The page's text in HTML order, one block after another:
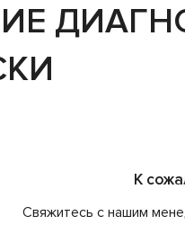
К
Свяжитесь с нашим